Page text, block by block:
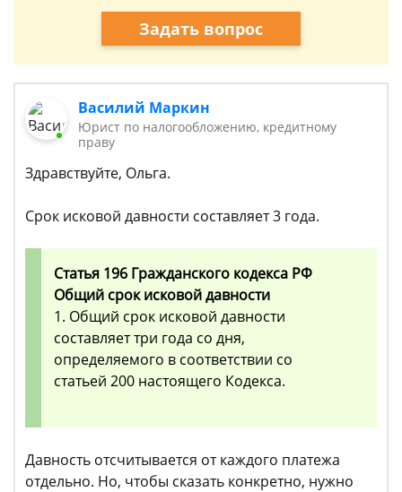
Задать вопрос
Василий Маркин
Юрист по налогообложению, кредитному
праву
Здравствуйте, Ольга.
Срок исковой давности составляет 3 года.
Статья 196 Гражданского кодекса РФ
Общий срок исковой давности
1. Общий срок исковой давности
составляет три года со дня,
определяемого в соответствии со
статьей 200 настоящего Кодекса.
Давность отсчитывается от каждого платежа
отдельно. Но, чтобы сказать конкретно, нужно